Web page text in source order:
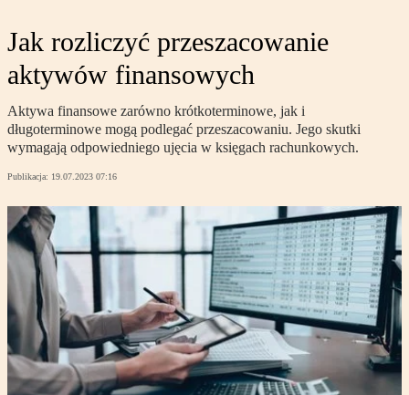
Jak rozliczyć przeszacowanie
aktywów finansowych
Aktywa finansowe zarówno krótkoterminowe, jak i
długoterminowe mogą podlegać przeszacowaniu. Jego skutki
wymagają odpowiedniego ujęcia w księgach rachunkowych.
Publikacja: 19.07.2023 07:16